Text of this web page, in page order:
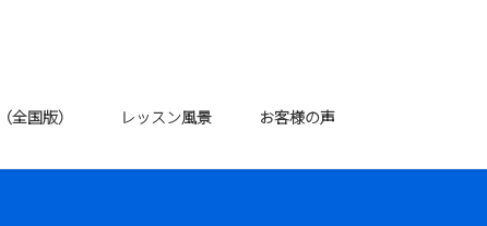
全国版） レッスン風景 お客様の声